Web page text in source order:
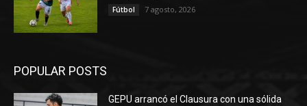
Fútbol 7 agosto, 2026
POPULAR POSTS
GEPU arrancó el Clausura con una sólida